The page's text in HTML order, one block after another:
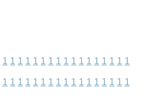
1 1 1 1 1 1 1 1 1 1 1 1 1 1 1 1 1
1 1 1 1 1 1 1 1 1 1 1 1 1 1 1 1 1